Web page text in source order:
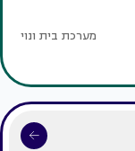
מערכת בית ונוי